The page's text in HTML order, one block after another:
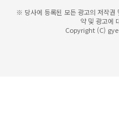
※ 당사에 등록된 모든 광고의 저작권
약 및 광고에
Copyright (C)